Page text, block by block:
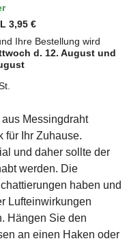
3,95 €
Ihre Bestellung wird
d. 12. August und
Messingdraht
für Ihr Zuhause.
und daher sollte der
werden. Die
haben und
Lufteinwirkungen
Hängen Sie den
an einen Haken oder